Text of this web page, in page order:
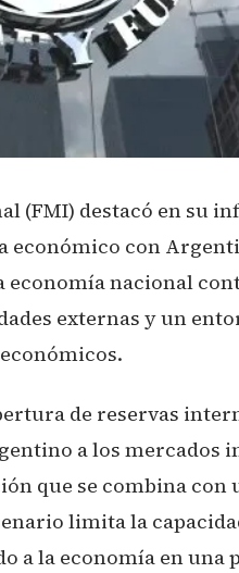
(FMI) destacó en su
económico con
economía nacional
externas y un
de reservas
a los mercados
que se combina con
limita la
a la economía en una